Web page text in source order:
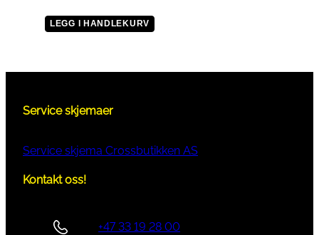
LEGG I HANDLEKURV
Service skjemaer
Service skjema Crossbutikken AS
Kontakt oss!
+47 33 19 28 00